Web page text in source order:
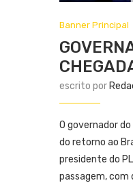
Banner Principal
escrito por
O governador
do retorno ao
presidente do
passagem, com